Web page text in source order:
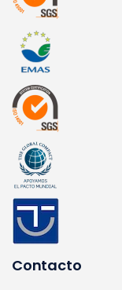
Contacto